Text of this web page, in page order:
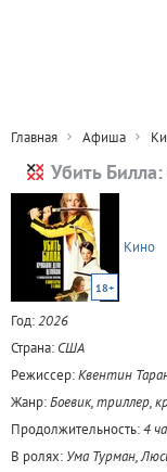
Главная Афиша
Убить
18+
Кино
Год:2026
Страна: США
Режиссер:Квентин
Жанр:Боевик, триллер,
Продолжительность:4
В ролях: Ума Турман,